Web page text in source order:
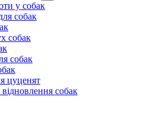
у собак
собак
собак
собак
цуценят
собак